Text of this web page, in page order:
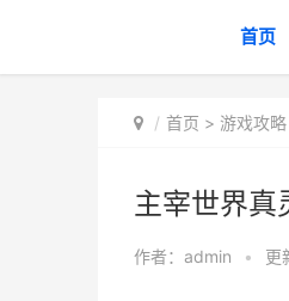
首页
首页 > 游戏攻略
主宰世界真
作者： admin • 更